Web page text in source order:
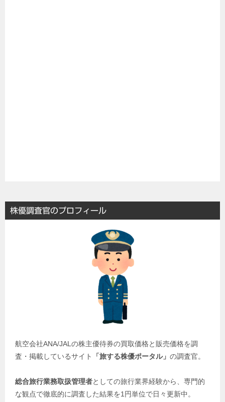
株優調査官のプロフィール
航空会社ANA/JALの株主優待券の買取価格と販売価格を調
査・掲載しているサイト
「旅する株優ポータル」 の調査官。
総合旅行業務取扱管理者としての旅行業界経験から、専門的
な観点で徹底的に調査した結果を1円単位で日々更新中。